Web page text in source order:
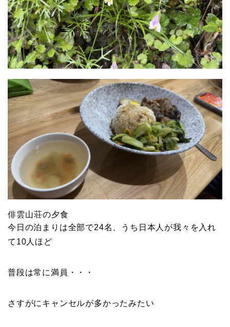
俳雲山荘の夕食
今日の泊まりは全部で24名、うち日本人が我々を入れ
て10人ほど
普段は常に満員・・・
さすがにキャンセルが多かったみたい